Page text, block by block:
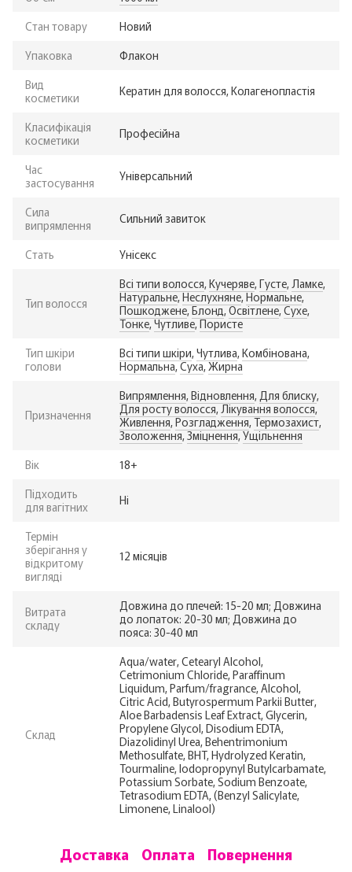
Стан товару
Новий
Упаковка
Флакон
Вид
косметики
Кератин для волосся, Колагенопластія
Класифікація
косметики
Професійна
Час
застосування
Універсальний
Сила
випрямлення
Сильний завиток
Стать Унісекс
Тип волосся
Всі типи волосся,Кучеряве,Густе, Ламке,
Натуральне,Неслухняне,Нормальне,
Пошкоджене,Блонд,Освітлене,Сухе,
Тонке,Чутливе,Пористе
Тип шкіри
голови
Всі типи шкіри,Чутлива,Комбінована,
Нормальна,Суха,Жирна
Призначення
Випрямлення,Відновлення, Для блиску,
Для росту волосся,Лікування волосся,
Живлення,Розгладження,Термозахист,
Зволоження,Зміцнення,Ущільнення
Вік
18+
Підходить
для вагітних
Ні
Термін
зберігання у
відкритому
вигляді
12 місяців
Витрата
складу
Довжина до плечей: 15-20 мл; Довжина
до лопаток: 20-30 мл; Довжина до
пояса: 30-40 мл
Склад
Aqua/water, Cetearyl Alcohol,
Cetrimonium Chloride, Paraffinum
Liquidum, Parfum/fragrance, Alcohol,
Citric Acid, Butyrospermum Parkii Butter,
Aloe Barbadensis Leaf Extract, Glycerin,
Propylene Glycol, Disodium EDTA,
Diazolidinyl Urea, Behentrimonium
Methosulfate, BHT, Hydrolyzed Keratin,
Tourmaline, Iodopropynyl Butylcarbamate,
Potassium Sorbate, Sodium Benzoate,
Tetrasodium EDTA, (Benzyl Salicylate,
Limonene, Linalool)
Доставка Оплата Повернення